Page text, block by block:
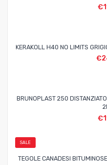
€
KERAKOLL H40 NO LIMITS
€
BRUNOPLAST 250
€
SALE
TEGOLE CANADESI